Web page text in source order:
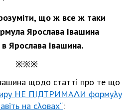
що ж все ж таки
Ярослава Івашина
Ярослава Івашина.
※※※
щодо статті про те що
НЕ ПІДТРИМАΛИ формуλу
на сλовах“: